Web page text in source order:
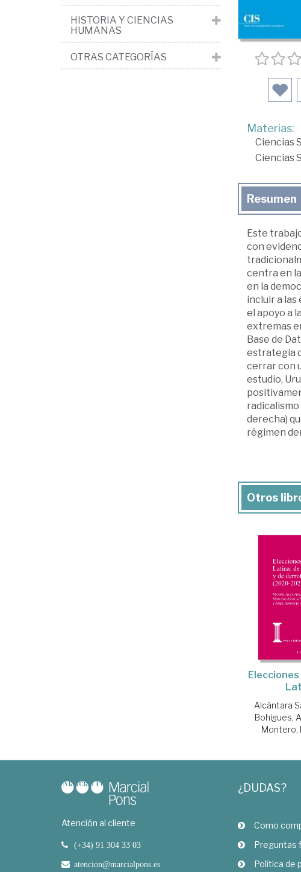
Materias:
Ciencias
Ciencias
Resumen
Este
con
centra en
en la
incluir a
el apoyo a
extremas
Base de
estrategia
cerrar con
estudio,
derecha)
régimen
Otros
Alcántara
Bohigues,
Montero,
HISTORIA Y CIENCIAS
HUMANAS
OTRAS CATEGORÍAS
Atención al cliente
(+34) 91 304 33 03
atencion@marcialpons.es
¿DUDAS?
Como
Preguntas
Política de